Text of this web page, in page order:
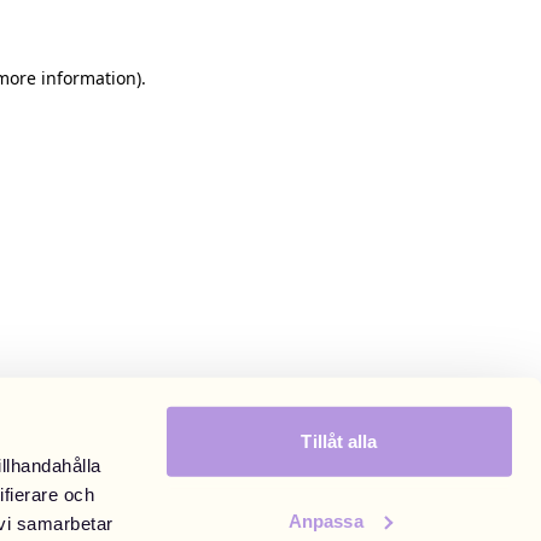
och
samarbetar
Tillåt alla
Anpassa
information).